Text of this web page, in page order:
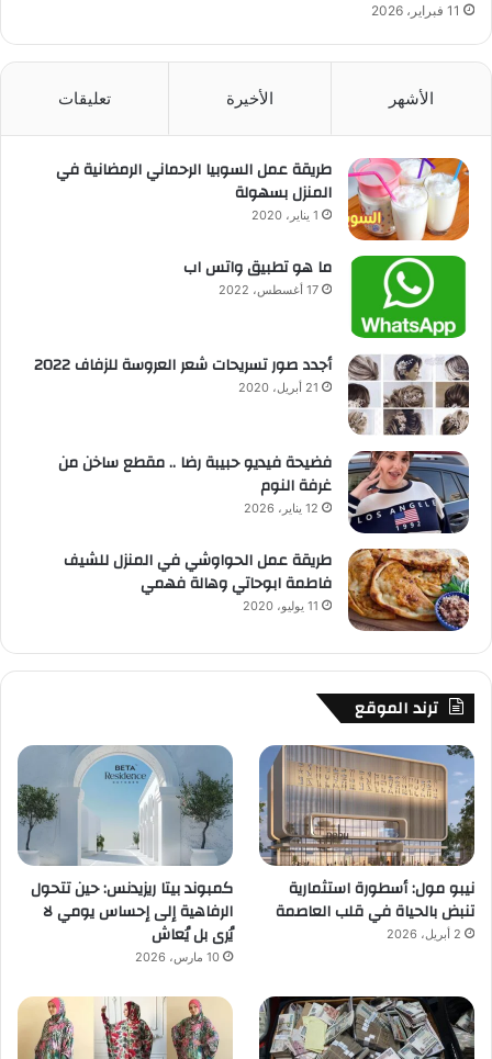
11 فبراير، 2026
الأشهر الأخيرة تعليقات
طريقة عمل السوبيا الرحماني الرمضانية في
المنزل بسهولة
1 يناير، 2020
ما هو تطبيق واتس اب
17 أغسطس، 2022
أجدد صور تسريحات شعر العروسة للزفاف 2022
21 أبريل، 2020
فضيحة فيديو حبيبة رضا .. مقطع ساخن من
غرفة النوم
12 يناير، 2026
طريقة عمل الحواوشي في المنزل للشيف
فاطمة ابوحاتي وهالة فهمي
11 يوليو، 2020
ترند الموقع
نيبو مول: أسطورة استثمارية
تنبض بالحياة في قلب العاصمة
2 أبريل، 2026
كمبوند بيتا ريزيدنس: حين تتحول
الرفاهية إلى إحساس يومي لا
يُرى بل يُعاش
10 مارس، 2026